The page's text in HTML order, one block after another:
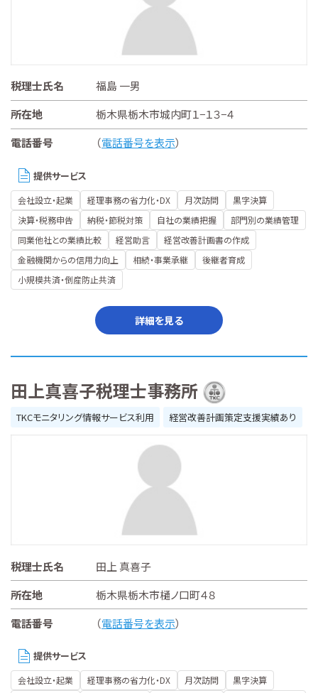
税理士氏名
福島 一男
所在地
栃木県栃木市城内町１−１３−４
電話番号
（電話番号を表示）
提供サービス
会社設立・起業 経理事務の省力化・DX 月次訪問
黒字決算
決算・税務申告
納税・節税対策 自社の業績把握
部門別の業績管理
同業他社との業績比較
経営助言
経営改善計画書の作成
金融機関からの信用力向上
相続・事業承継
後継者育成
小規模共済・倒産防止共済
詳細を見る
田上真喜子税理士事務所
TKCモニタリング情報サービス利用 経営改善計画策定支援実績あり
税理士氏名
田上 真喜子
所在地
栃木県栃木市樋ノ口町４８
電話番号
（電話番号を表示）
提供サービス
会社設立・起業 経理事務の省力化・DX 月次訪問
黒字決算